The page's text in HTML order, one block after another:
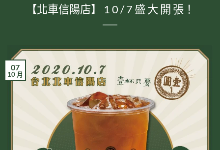
【北車信陽店】 1 0 / 7 盛 大 開 張！
07
10 月